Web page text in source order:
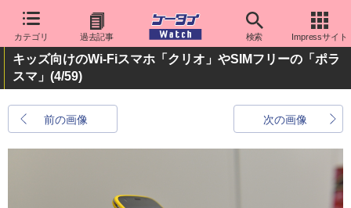
カテゴリ 過去記事 検索 Impressサイト
キッズ向けのWi-Fiスマホ「クリオ」やSIMフリーの「ポラ
スマ」 (4/59)
前の画像 次の画像